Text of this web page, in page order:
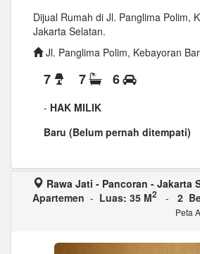
Dijual Rumah di Jl. Panglima Polim,
Jakarta Selatan.
Jl. Panglima Polim, Kebayoran
7 7 6
- HAK MILIK
Baru (Belum pernah ditempati)
Rawa Jati - Pancoran - Jakarta
Apartemen - Luas: 35 M2 - 2
Peta